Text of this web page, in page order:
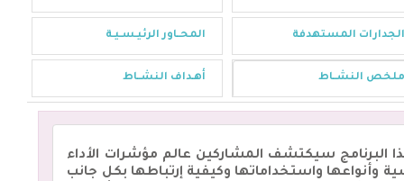
المحــاور الرئيـسـيـة المستهدفة
أهـداف النشــاط النشــاط
البرنامج سيكتشف المشاركين عالم مؤشرات الأداء
وأنواعها واستخداماتها وكيفية إرتباطها بكل جانب